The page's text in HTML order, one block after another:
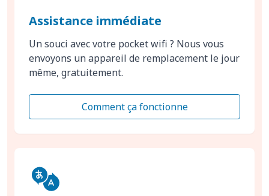
Assistance immédiate
Un souci avec votre pocket wifi ? Nous vous
envoyons un appareil de remplacement le jour
même, gratuitement.
Comment ça fonctionne